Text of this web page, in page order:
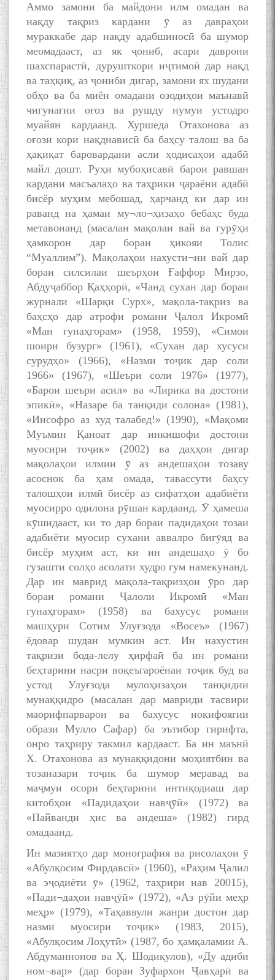
Аммо замони ба майдони илм омадан ва
нақду тақриз кардани ӯ аз давраҳои
мураккабе дар нақду адабшиносӣ ба шумор
меомадааст, аз як ҷониб, асари даврони
шахспарастӣ, дурушткори иҷтимоӣ дар нақд
ва таҳқиқ, аз ҷониби дигар, замони ях шудани
обҳо ва ба миён омадани озодиҳои маънавӣ
чигунагии оғоз ва рушду нумуи устодро
муайян кардаанд. Хуршеда Отахонова аз
оғози кори нақднависӣ ба баҳсу талош ва ба
ҳақиқат баровардани асли ҳодисаҳои адабӣ
майл дошт. Руҳи мубоҳисавӣ барои равшан
кардани масъалаҳо ва таҳрики ҷараёни адабӣ
бисёр муҳим мебошад, ҳарчанд ки дар ин
раванд на ҳамаи му¬ло¬ҳизаҳо бебаҳс буда
метавонанд (масалан мақолаи вай ва гурӯҳи
ҳамкорон дар бораи ҳикояи Толис
“Муаллим”). Мақолаҳои нахусти¬ни вай дар
бораи силсилаи шеърҳои Ғаффор Мирзо,
Абдуҷаббор Қаҳҳорӣ, «Чанд сухан дар бораи
журнали «Шарқи Сурх», мақола-тақриз ва
баҳсҳо дар атрофи романи Ҷалол Икромӣ
«Maн гунаҳгорам» (1958, 1959), «Симои
шоири бузург» (1961), «Сухан дар хусуси
сурудҳо» (1966), «Назми тоҷик дар соли
1966» (1967), «Шеъри соли 1976» (1977),
«Барои шеъри асил» ва «Лирика ва достони
эпикӣ», «Назаре ба танқиди солона» (1981),
«Инсофро аз худ талабед!» (1990), «Мақоми
Муъмин Қаноат дар инкишофи достони
муосири тоҷик» (2002) ва даҳҳои дигар
мақолаҳои илмии ӯ аз андешаҳои тозаву
асоснок ба ҳам омада, тавассути баҳсу
талошҳои илмӣ бисёр аз сифатҳои адабиёти
муосирро одилона рӯшан кардаанд. Ӯ ҳамеша
кӯшидааст, ки то дар бораи падидаҳои тозаи
адабиёти муосир сухани аввалро бигӯяд ва
бисёр муҳим аст, ки ин андешаҳо ӯ бо
гузашти солҳо асолати худро гум намекунанд.
Дар ин маврид мақола-тақризҳои ӯро дар
бораи романи Ҷалоли Икромӣ «Ман
гунаҳгорам» (1958) ва бахусус романи
машҳури Сотим Улуғзода «Восеъ» (1967)
ёдовар шудан мумкин аст. Ин нахустин
тақризи бода-лелу ҳирфаӣ ба ин романи
беҳтарини насри воқеъгароёнаи тоҷик буд ва
устод Улуғзода мулоҳизаҳои танқидии
мунаққидро (масалан дар мавриди тасвири
маорифпарварон ва бахусус нокифоягии
образи Мулло Сафар) ба эътибор гирифта,
онро таҳриру такмил кардааст. Ба ин маънӣ
X. Отахонова аз мунаққидони моҳиятбин ва
тозаназари тоҷик ба шумор меравад ва
маҷмуи осори беҳтарини интиқодиаш дар
китобҳои «Падидаҳои навҷӯӣ» (1972) ва
«Пайванди ҳис ва андеша» (1982) гирд
омадаанд.
Ин мазиятҳо дар монография ва рисолаҳои ӯ
«Абулқосим Фирдавсӣ» (1960), «Раҳим Ҷалил
ва эҷодиёти ӯ» (1962, таҳрири нав 20015),
«Пади¬даҳои навҷӯӣ» (1972), «Аз рӯйи меҳр
меҳр» (1979), «Таҳаввули жанри достон дар
назми муосири тоҷик» (1983, 2015),
«Абулқосим Лоҳутӣ» (1987, бо ҳамқаламии А.
Абдуманнонов ва Ҳ. Шодиқулов), «Ду адиби
ном¬вар» (дар бораи Зуфархон Ҷавҳарӣ ва